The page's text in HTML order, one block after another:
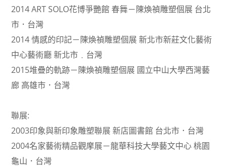
2014 ART SOLO花博爭艷館 春舞－陳煥禎雕塑個展 台北
市．台灣
2014 情感的印記－陳煥禎雕塑個展 新北市新莊文化藝術
中心藝術廳 新北市﹒台灣
2015堆疊的軌跡－陳煥禎雕塑個展 國立中山大學西灣藝
廊 高雄市．台灣
聯展:
2003印象與新印象雕塑聯展 新店圖書館 台北市．台灣
2004名家藝術精品觀摩展－龍華科技大學藝文中心 桃園
龜山．台灣